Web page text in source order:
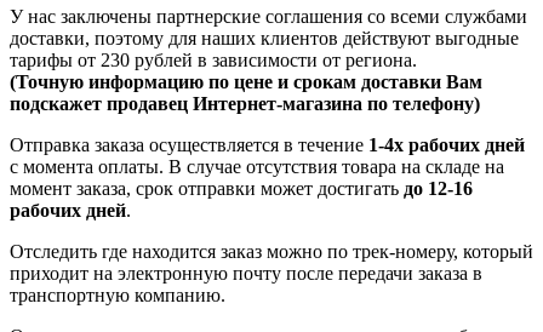
У нас заключены партнерские соглашения со всеми службами
доставки, поэтому для наших клиентов действуют выгодные
тарифы от 230 рублей в зависимости от региона.
(Точную информацию по цене и срокам доставки Вам
подскажет продавец Интернет-магазина по телефону)
Отправка заказа осуществляется в течение 1-4х рабочих дней
с момента оплаты. В случае отсутствия товара на складе на
момент заказа, срок отправки может достигать до 12-16
рабочих дней.
Отследить где находится заказ можно по трек-номеру, который
приходит на электронную почту после передачи заказа в
транспортную компанию.